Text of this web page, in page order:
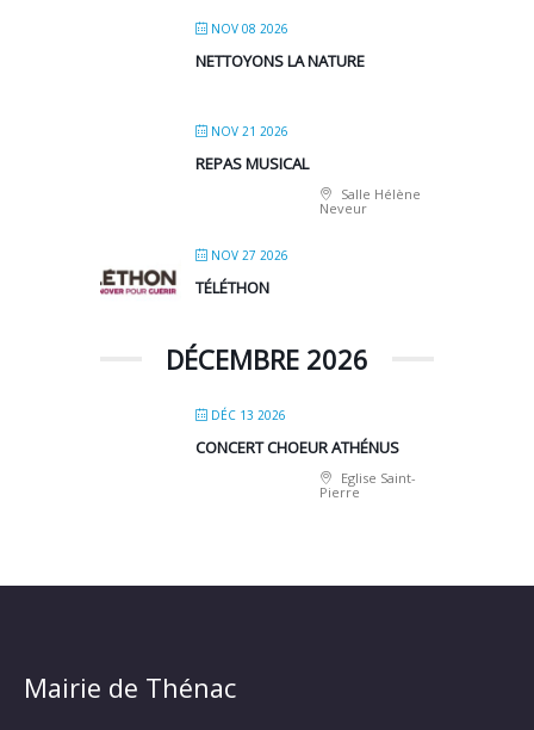
NOV 08 2026
NETTOYONS LA NATURE
NOV 21 2026
REPAS MUSICAL
Salle Hélène
Neveur
NOV 27 2026
TÉLÉTHON
DÉCEMBRE 2026
DÉC 13 2026
CONCERT CHOEUR ATHÉNUS
Eglise Saint-
Pierre
Mairie de Thénac